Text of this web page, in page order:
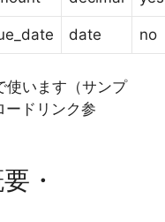
date no
使います（サンプ
ードリンク参
・